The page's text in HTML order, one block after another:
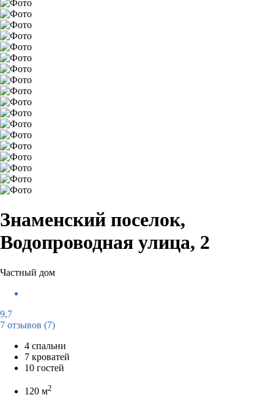
Знаменский поселок,
Водопроводная улица, 2
Частный дом
9,7
7 отзывов (7)
4 спальни
7 кроватей
10 гостей
120 м2